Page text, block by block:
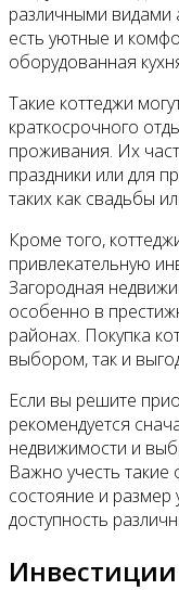
различными видами
есть уютные и
оборудованная
Такие коттеджи
краткосрочного
проживания. Их
праздники или для
таких как свадьбы
Кроме того,
привлекательную
Загородная
особенно в
районах. Покупка
выбором, так и
Если вы решите
рекомендуется
недвижимости и
Важно учесть
состояние и размер
доступность